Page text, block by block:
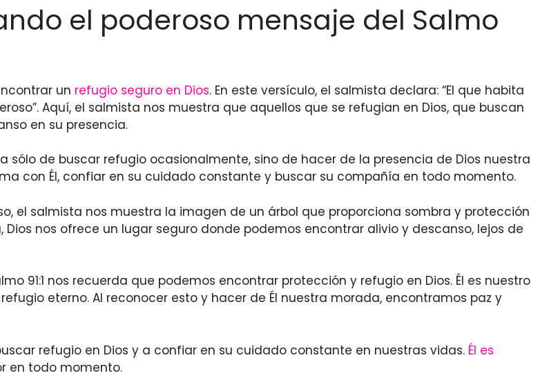
el poderoso mensaje del Salmo
un refugio seguro en Dios. En este versículo, el salmista declara: “El que habita
Aquí, el salmista nos muestra que aquellos que se refugian en Dios, que buscan
en su presencia.
sólo de buscar refugio ocasionalmente, sino de hacer de la presencia de Dios nuestra
con Él, confiar en su cuidado constante y buscar su compañía en todo momento.
el salmista nos muestra la imagen de un árbol que proporciona sombra y protección
nos ofrece un lugar seguro donde podemos encontrar alivio y descanso, lejos de
91:1 nos recuerda que podemos encontrar protección y refugio en Dios. Él es nuestro
eterno. Al reconocer esto y hacer de Él nuestra morada, encontramos paz y
refugio en Dios y a confiar en su cuidado constante en nuestras vidas. Él es
en todo momento.